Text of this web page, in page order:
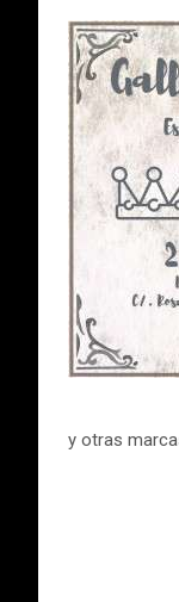
y otras